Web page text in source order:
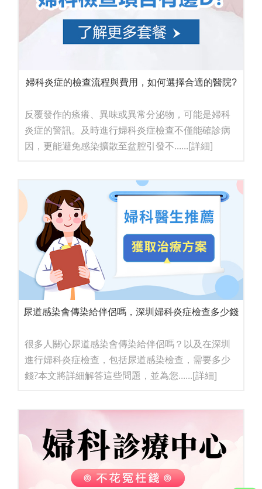
婦科炎症的檢查流程與費用，如何選擇合適的醫院?
反覆發作的瘙癢、異味或異常分泌物，可能是婦科
炎症的警訊。及時進行婦科炎症檢查不僅能確診病
因，更能避免感染擴散至盆腔引發不......[詳細]
尿道感染會傳染給伴侶嗎，深圳婦科炎症檢查多少錢
很多人關心尿道感染會傳染給伴侶嗎？以及在深圳
進行婦科炎症檢查，包括尿道感染檢查，需要多少
錢?本文將詳細解答這些問題，並為您......[詳細]